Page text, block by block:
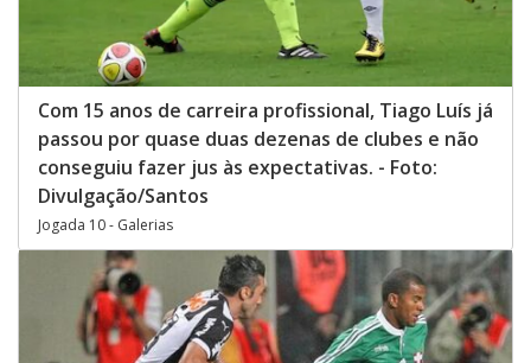
Com 15 anos de carreira profissional, Tiago Luís já
passou por quase duas dezenas de clubes e não
conseguiu fazer jus às expectativas. - Foto:
Divulgação/Santos
Jogada 10 - Galerias